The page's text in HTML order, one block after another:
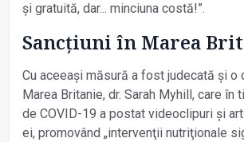
și gratuită, dar... minciuna costă!”.
Sancţiuni în Marea
Cu aceeași măsură a fost judecată și o
Marea Britanie, dr. Sarah Myhill, care în
de COVID-19 a postat videoclipuri și
ei, promovând „intervenţii nutriţionale